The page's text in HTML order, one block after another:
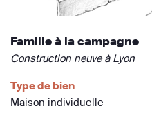
Famille à la campagne
Construction neuve à Lyon
Type de bien
Maison individuelle